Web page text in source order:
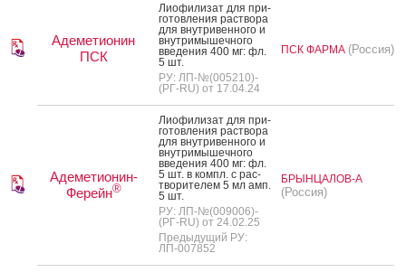
Адеметионин
ПСК
Ли­офи­лизат для при­
готов­ле­ния рас­тво­ра
для внут­ри­вен­но­го и
внут­ри­мышеч­но­го
вве­дения 400 мг: фл.
5 шт.
РУ: ЛП-№(005210)-
(РГ-RU) от 17.04.24
ПСК ФАРМА (Россия)
Адеметионин-
Ферейн®
Ли­офи­лизат для при­
готов­ле­ния рас­тво­ра
для внут­ри­вен­но­го и
внут­ри­мышеч­но­го
вве­дения 400 мг: фл.
5 шт. в компл. с рас­
тво­рите­лем 5 мл амп.
5 шт.
РУ: ЛП-№(009006)-
(РГ-RU) от 24.02.25
Предыдущий РУ:
ЛП-007852
БРЫНЦАЛОВ-А
(Россия)